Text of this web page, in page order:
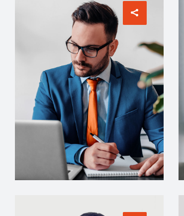
Philip Larson